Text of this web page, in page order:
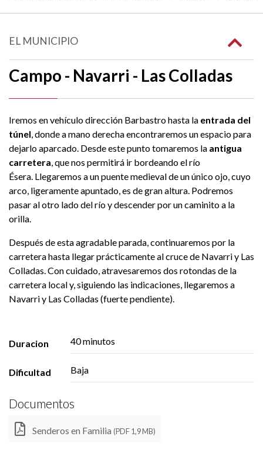
EL MUNICIPIO
Campo - Navarri - Las Colladas
Iremos en vehículo dirección Barbastro hasta la entrada del
túnel , donde a mano derecha encontraremos un espacio para
dejarlo aparcado. Desde este punto tomaremos la antigua
carretera , que nos permitirá ir bordeando el río
Ésera. Llegaremos a un puente medieval de un único ojo, cuyo
arco, ligeramente apuntado, es de gran altura. Podremos
pasar al otro lado del río y descender por un caminito a la
orilla.
Después de esta agradable parada, continuaremos por la
carretera hasta llegar prácticamente al cruce de Navarri y Las
Colladas. Con cuidado, atravesaremos dos rotondas de la
carretera local y, siguiendo las indicaciones, llegaremos a
Navarri y Las Colladas (fuerte pendiente).
Duracion 40 minutos
Dificultad Baja
Documentos
Senderos en Familia (PDF 1,9 MB)